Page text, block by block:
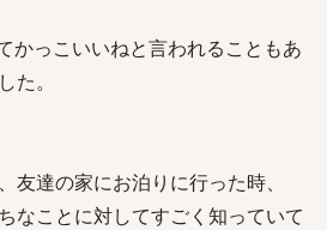
っこいいねと言われることもあ
た。
友達の家にお泊りに行った時、
なことに対してすごく知っていて